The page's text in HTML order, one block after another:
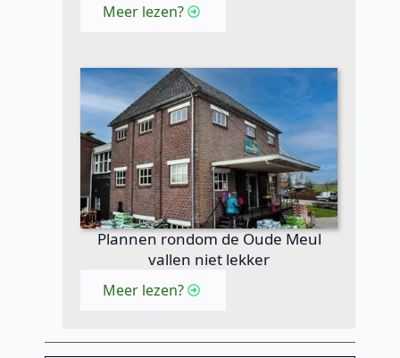
Meer lezen?
Plannen rondom de Oude Meul
vallen niet lekker
Meer lezen?